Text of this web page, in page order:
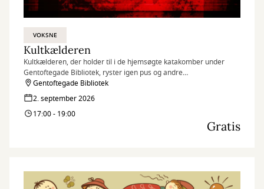
VOKSNE
Kultkælderen
Kultkælderen, der holder til i de hjemsøgte katakomber under
Gentoftegade Bibliotek, ryster igen pus og andre
vederstyggeligheder af sig for at blænde op for mere gys og gru.
Gentoftegade Bibliotek
2. september 2026
17:00 - 19:00
Gratis